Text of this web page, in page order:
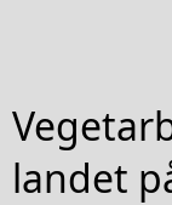
landet